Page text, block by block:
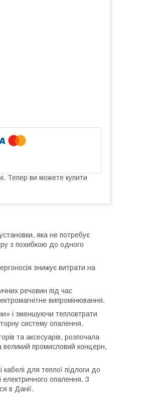
Тепер ви можете купити
яка не потребує
з похибкою до одного
знижує витрати на
речовин під час
випромінювання.
і зменшуючи тепловтрати
систему опалення.
та аксесуарів, розпочала
великий промисловий концерн,
кабелі для теплої підлоги до
електричного опалення. З
в Данії.